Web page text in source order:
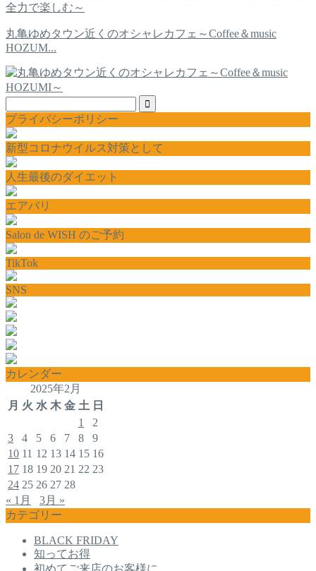
全力で楽しむ～
丸亀ゆめタウン近くのオシャレカフェ～Coffee＆music
HOZUM...
プライバシーポリシー
新型コロナウイルス対策として
人生最後のダイエット
エアバリ
Salon de WISH のご予約
TikTok
SNS
カレンダー
2025年2月
月 火 水 木 金 土 日
1
2
3
4 5 6 7 8
9
10 11 12 13 14 15 16
17 18 19 20 21 22 23
24 25 26 27 28
« 1月
3月 »
カテゴリー
BLACK FRIDAY
知ってお得
初めてご来店のお客様に